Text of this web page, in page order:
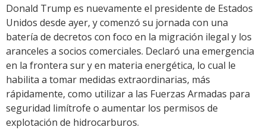
Link
Donald Trump es nuevamente el presidente de Estados
Unidos desde ayer, y comenzó su jornada con una
batería de decretos con foco en la migración ilegal y los
aranceles a socios comerciales. Declaró una emergencia
en la frontera sur y en materia energética, lo cual le
habilita a tomar medidas extraordinarias, más
rápidamente, como utilizar a las Fuerzas Armadas para
seguridad limítrofe o aumentar los permisos de
explotación de hidrocarburos.